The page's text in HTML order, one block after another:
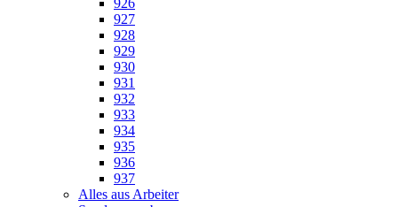
926
927
928
929
930
931
932
933
934
935
936
937
Alles aus Arbeiter